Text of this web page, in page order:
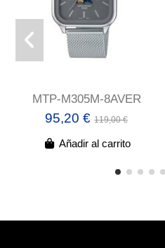
MTP-M305M-8AVER
95,20 €119,00 €
Añadir al carrito